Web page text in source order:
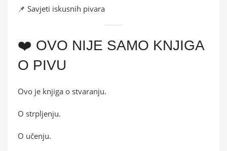
📌 Savjeti iskusnih pivara
❤️ OVO NIJE SAMO KNJIGA
O PIVU
Ovo je knjiga o stvaranju.
O strpljenju.
O učenju.